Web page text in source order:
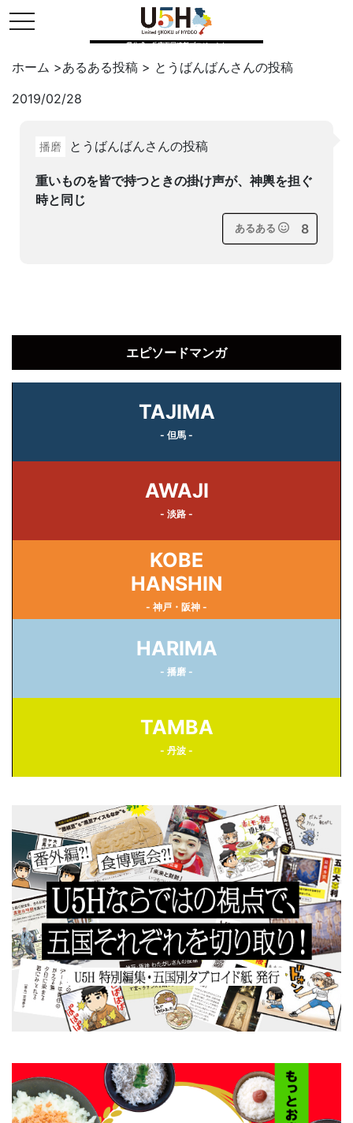
toggle navigation
県公式・兵庫五国連邦プロジェクト
ホーム >あるある投稿 > とうばんばんさんの投稿
2019/02/28
播磨 とうばんばんさんの投稿
重いものを皆で持つときの掛け声が、神輿を担ぐ
時と同じ
あるある 8
エピソードマンガ
TAJIMA
- 但馬 -
AWAJI
- 淡路 -
KOBE
HANSHIN
- 神戸・阪神 -
HARIMA
- 播磨 -
TAMBA
- 丹波 -